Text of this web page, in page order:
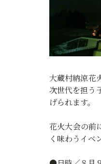
大蔵村納涼花
次世代を担う
げられます。
花火大会の前
く味わうイベ